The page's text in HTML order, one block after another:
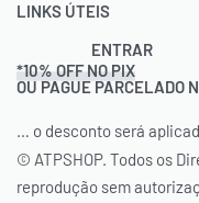
Acessórios
Bolsas
Calçados
Cordas
Natação
Raquetes
LINKS ÚTEIS
Trocas e Devoluções
Política de Cookies (BR)
Termos e Condições
ENTRAR
*10% OFF NO PIX
OU PAGUE PARCELADO
… o desconto será
© ATPSHOP. Todos os
reprodução sem